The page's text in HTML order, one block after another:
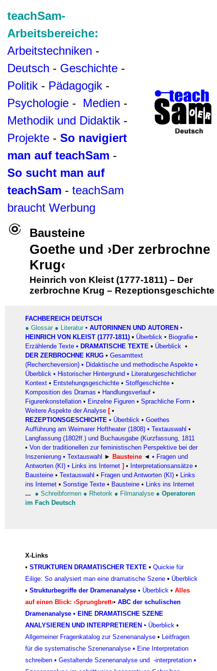
teachSam-
Arbeitsbereiche:
Arbeitstechniken -
Deutsch - Geschichte -
Politik - Pädagogik -
Psychologie - Medien -
Methodik und Didaktik -
Projekte - So navigiert
man auf teachSam -
So sucht man auf
teachSam - teachSam
braucht Werbung
Bausteine
Goethe und ›Der zerbrochne
Krug‹
Heinrich von Kleist (1777-1811) – Der
zerbrochne Krug – Rezeptionsgeschichte
FACHBEREICH DEUTSCH
● Glossar ● Literatur ▪ AUTORINNEN UND AUTOREN ▪
HEINRICH VON KLEIST (1777-1811) ▪ Überblick ▪ Biografie ▪
Erzählende Texte • DRAMATISCHE TEXTE ▪ Überblick •
DER ZERBROCHNE KRUG • Gesamttext
(Rechercheversion) • Didaktische und methodische Aspekte •
Überblick • Historischer Hintergrund • Literaturgeschichtlicher
Kontext • Entstehungsgeschichte • Stoffgeschichte •
Komposition des Dramas • Handlungsverlauf •
Figurenkonstellation • Einzelne Figuren • Sprachliche Form •
Weitere Aspekte der Analyse [ •
REZEPTIONSGESCHICHTE • Überblick • Goethes
Aufführung am Weimarer Hoftheater (1808) • Textauswahl •
Langfassung (1802ff.) und Buchausgabe (Kurzfassung, 1811
• Von der traditionellen zur feministischen Perspektive bei der
Inszenierung • Textauswahl ► Bausteine ◄ • Fragen und
Antworten (KI) • Links ins Internet ] • Interpretationsansätze •
Bausteine • Textauswahl • Fragen und Antworten (KI) • Links
ins Internet ▪ Sonstige Texte • Bausteine • Links ins Internet
...
● Schreibformen ● Rhetorik ● Filmanalyse ● Operatoren
im Fach Deutsch
X-Links
• STRUKTUREN DRAMATISCHER TEXTE ▪ Quickie für
Eilige: So analysiert man eine dramatische Szene ▪ Überblick
▪ Strukturbegriffe der Dramenanalyse • Überblick • Alles
auf einen Blick: ›Sprungbrett‹• ABC der schulischen
Dramenanalyse • EINE DRAMATISCHE SZENE
ANALYSIEREN UND INTERPRETIEREN ▪ Überblick ▪
Allgemeiner Fragenkatalog zur Szenenanalyse ▪ Leitfragen
für die systematische Szenenanalyse ▪ Eine Interpretation
schreiben ▪ Gestaltende Szenenanalyse und -interpretation ▪